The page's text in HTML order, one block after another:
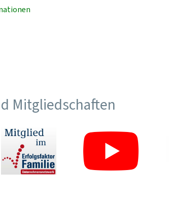
Mitgliedschaften